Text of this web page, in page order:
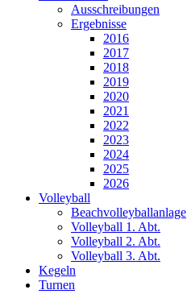
Ausschreibungen
Ergebnisse
2016
2017
2018
2019
2020
2021
2022
2023
2024
2025
2026
Volleyball
Beachvolleyballanlage
Volleyball 1. Abt.
Volleyball 2. Abt.
Volleyball 3. Abt.
Kegeln
Turnen